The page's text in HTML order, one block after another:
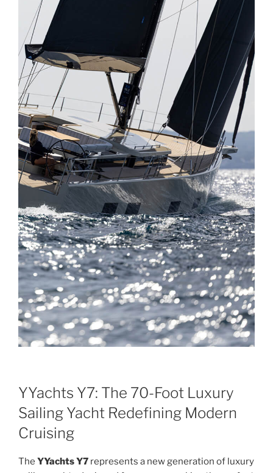
YYachts Y7: The 70-Foot Luxury
Sailing Yacht Redefining Modern
Cruising
The YYachts Y7 represents a new generation of luxury